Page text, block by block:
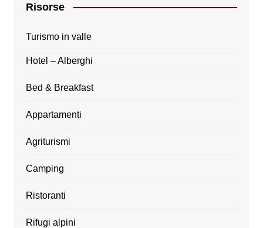
Risorse
Turismo in valle
Hotel – Alberghi
Bed & Breakfast
Appartamenti
Agriturismi
Camping
Ristoranti
Rifugi alpini